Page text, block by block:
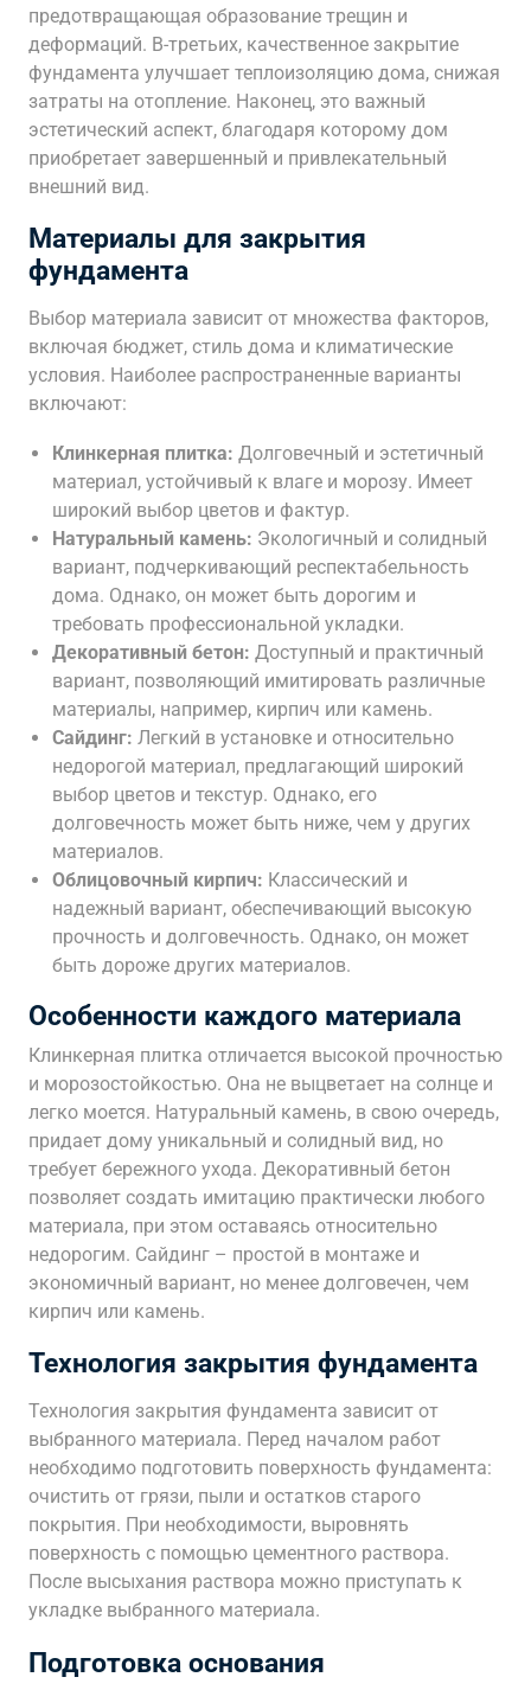
предотвращающая образование трещин и
деформаций. В-третьих, качественное закрытие
фундамента улучшает теплоизоляцию дома, снижая
затраты на отопление. Наконец, это важный
эстетический аспект, благодаря которому дом
приобретает завершенный и привлекательный
внешний вид.
Материалы для закрытия
фундамента
Выбор материала зависит от множества факторов,
включая бюджет, стиль дома и климатические
условия. Наиболее распространенные варианты
включают:
Клинкерная плитка: Долговечный и эстетичный
материал, устойчивый к влаге и морозу. Имеет
широкий выбор цветов и фактур.
Натуральный камень: Экологичный и солидный
вариант, подчеркивающий респектабельность
дома. Однако, он может быть дорогим и
требовать профессиональной укладки.
Декоративный бетон: Доступный и практичный
вариант, позволяющий имитировать различные
материалы, например, кирпич или камень.
Сайдинг: Легкий в установке и относительно
недорогой материал, предлагающий широкий
выбор цветов и текстур. Однако, его
долговечность может быть ниже, чем у других
материалов.
Облицовочный кирпич: Классический и
надежный вариант, обеспечивающий высокую
прочность и долговечность. Однако, он может
быть дороже других материалов.
Особенности каждого материала
Клинкерная плитка отличается высокой прочностью
и морозостойкостью. Она не выцветает на солнце и
легко моется. Натуральный камень, в свою очередь,
придает дому уникальный и солидный вид, но
требует бережного ухода. Декоративный бетон
позволяет создать имитацию практически любого
материала, при этом оставаясь относительно
недорогим. Сайдинг – простой в монтаже и
экономичный вариант, но менее долговечен, чем
кирпич или камень.
Технология закрытия фундамента
Технология закрытия фундамента зависит от
выбранного материала. Перед началом работ
необходимо подготовить поверхность фундамента:
очистить от грязи, пыли и остатков старого
покрытия. При необходимости, выровнять
поверхность с помощью цементного раствора.
После высыхания раствора можно приступать к
укладке выбранного материала.
Подготовка основания